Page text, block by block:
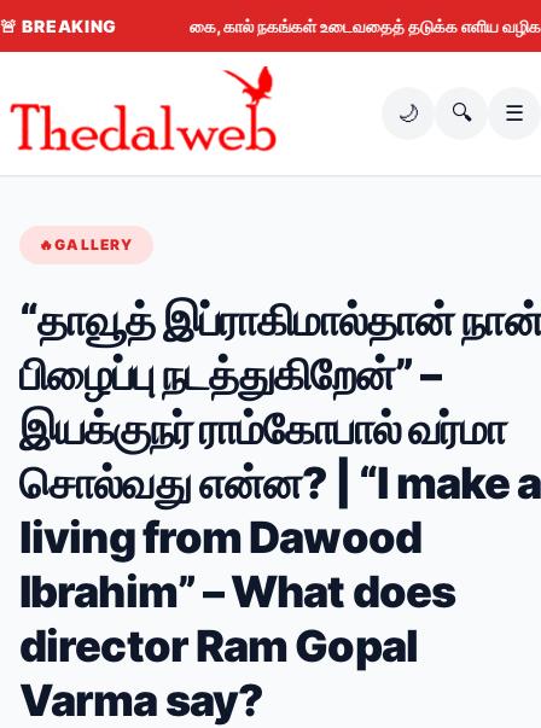
🚨BREAKING கை, கால் நகங்கள் உடைவதைத் தடுக்க எளிய வழிகள்
🌙 🔍 ☰
🔥GALLERY
“தாவூத் இப்ராகிமால்தான்
பிழைப்பு நடத்துகிறேன்” –
இயக்குநர் ராம்கோபால் வர்மா
சொல்வது என்ன? | “I make a
living from Dawood
Ibrahim” – What does
director Ram Gopal
Varma say?